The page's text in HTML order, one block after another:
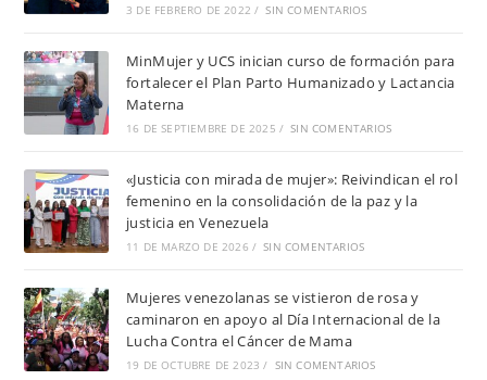
3 DE FEBRERO DE 2022 / SIN COMENTARIOS
MinMujer y UCS inician curso de formación para
fortalecer el Plan Parto Humanizado y Lactancia
Materna
16 DE SEPTIEMBRE DE 2025 / SIN COMENTARIOS
«Justicia con mirada de mujer»: Reivindican el rol
femenino en la consolidación de la paz y la
justicia en Venezuela
11 DE MARZO DE 2026 / SIN COMENTARIOS
Mujeres venezolanas se vistieron de rosa y
caminaron en apoyo al Día Internacional de la
Lucha Contra el Cáncer de Mama
19 DE OCTUBRE DE 2023 / SIN COMENTARIOS